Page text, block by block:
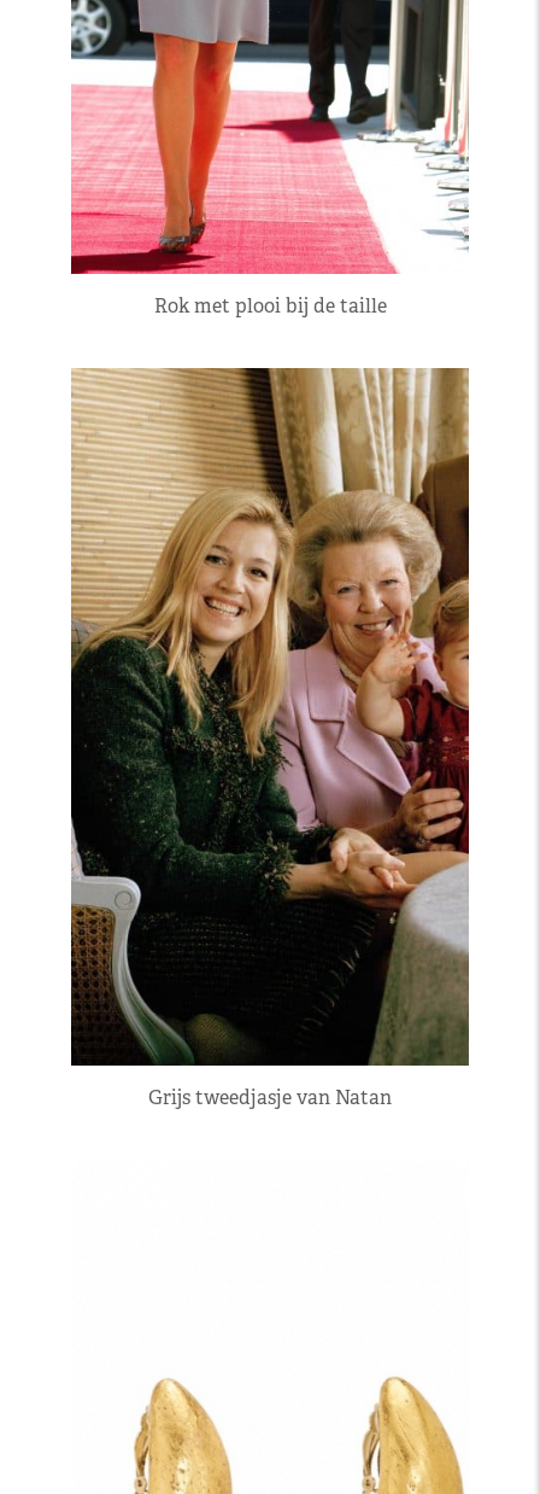
Rok met plooi bij de taille
Grijs tweedjasje van Natan